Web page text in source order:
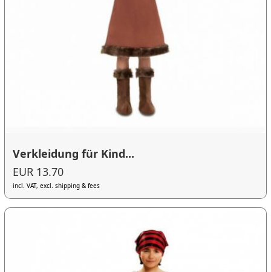
Verkleidung für Kind...
EUR 13.70
incl. VAT, excl. shipping & fees